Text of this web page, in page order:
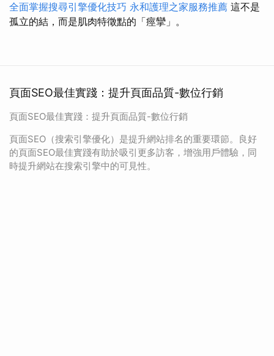
全面掌握搜尋引擎優化技巧 永和護理之家服務推薦 這不是
孤立的結，而是肌肉特徵點的「痙攣」​​。
頁面SEO最佳實踐：提升頁面品質-數位行銷
頁面SEO最佳實踐：提升頁面品質-數位行銷
頁面SEO（搜索引擎優化）是提升網站排名的重要環節。良好
的頁面SEO最佳實踐有助於吸引更多訪客，增強用戶體驗，同
時提升網站在搜索引擎中的可見性。